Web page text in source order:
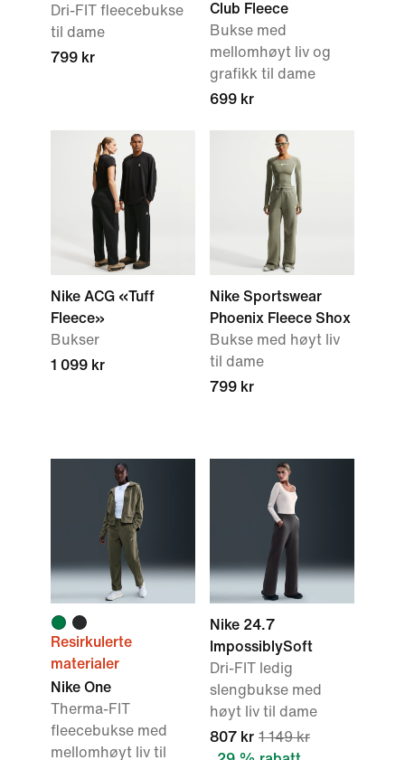
Dri-FIT fleecebukse
til dame
799 kr
Club Fleece
Bukse med
mellomhøyt liv og
grafikk til dame
699 kr
Nike ACG «Tuff
Fleece»
Bukser
1 099 kr
Nike Sportswear
Phoenix Fleece Shox
Bukse med høyt liv
til dame
799 kr
Resirkulerte
materialer
Nike One
Therma-FIT
fleecebukse med
mellomhøyt liv til
Nike 24.7
ImpossiblySoft
Dri-FIT ledig
slengbukse med
høyt liv til dame
807 kr 1 149 kr